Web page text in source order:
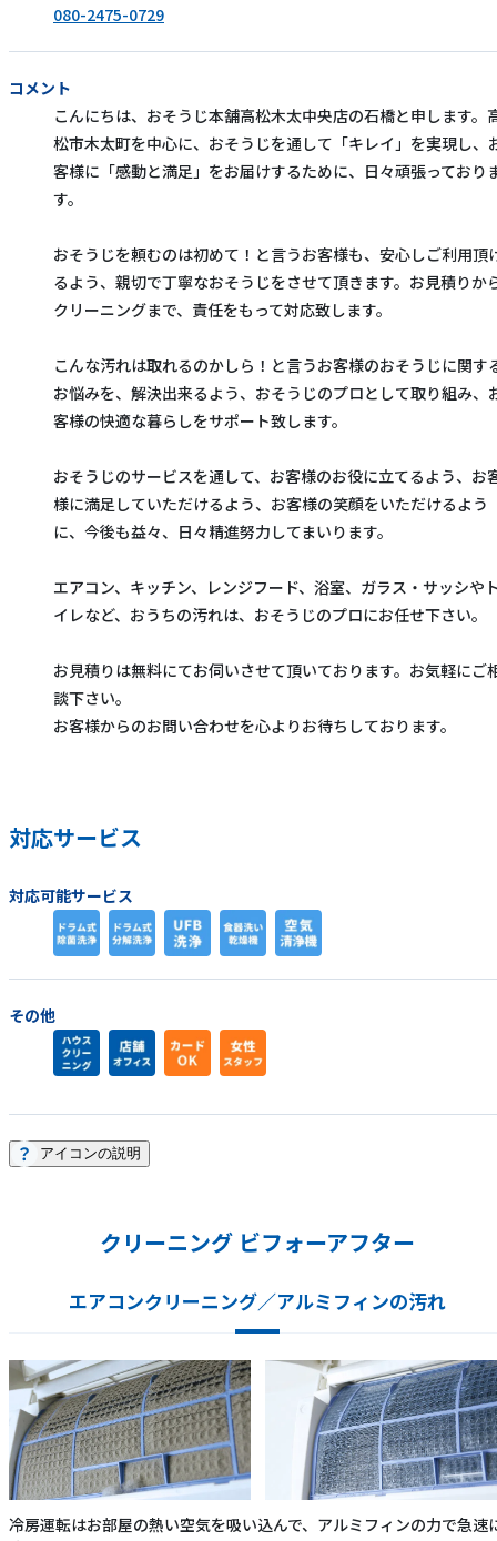
080-2475-0729
コメント
こんにちは、おそうじ本舗高松木太中央店の石橋と申します。
松市木太町を中心に、おそうじを通して「キレイ」を実現し、
客様に「感動と満足」をお届けするために、日々頑張っており
す。
おそうじを頼むのは初めて！と言うお客様も、安心しご利用頂
るよう、親切で丁寧なおそうじをさせて頂きます。お見積りか
クリーニングまで、責任をもって対応致します。
こんな汚れは取れるのかしら！と言うお客様のおそうじに関す
お悩みを、解決出来るよう、おそうじのプロとして取り組み、
客様の快適な暮らしをサポート致します。
おそうじのサービスを通して、お客様のお役に立てるよう、お
様に満足していただけるよう、お客様の笑顔をいただけるよう
に、今後も益々、日々精進努力してまいります。
エアコン、キッチン、レンジフード、浴室、ガラス・サッシや
イレなど、おうちの汚れは、おそうじのプロにお任せ下さい。
お見積りは無料にてお伺いさせて頂いております。お気軽にご
談下さい。
お客様からのお問い合わせを心よりお待ちしております。
対応サービス
対応可能サービス
その他
アイコンの説明
クリーニング ビフォーアフター
エアコンクリーニング／アルミフィンの汚れ
冷房運転はお部屋の熱い空気を吸い込んで、アルミフィンの力で急速